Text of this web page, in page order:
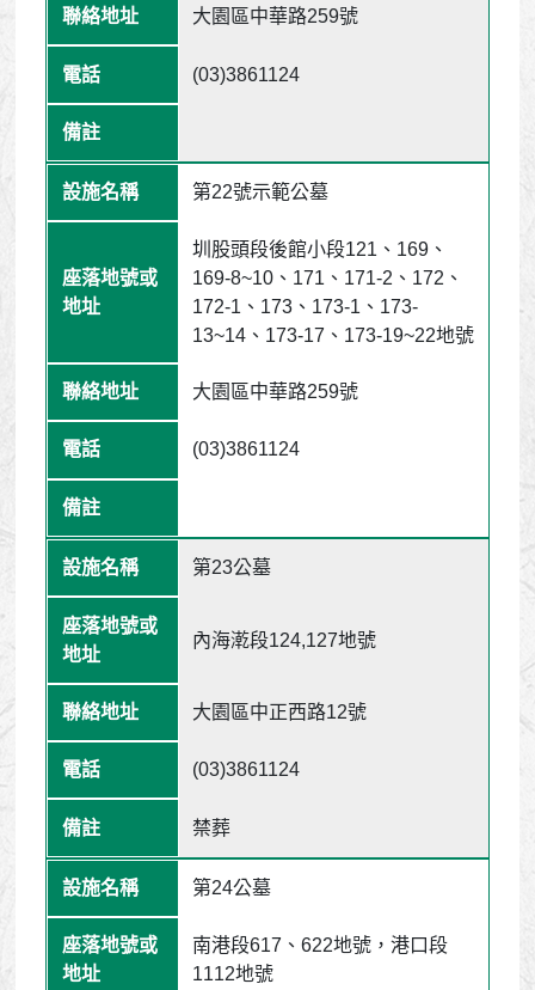
大園區中華路259號
(03)3861124
第22號示範公墓
圳股頭段後館小段121、169、
169-8~10、171、171-2、172、
172-1、173、173-1、173-
13~14、173-17、173-19~22地號
大園區中華路259號
(03)3861124
第23公墓
內海漧段124,127地號
大園區中正西路12號
(03)3861124
禁葬
第24公墓
南港段617、622地號，港口段
1112地號